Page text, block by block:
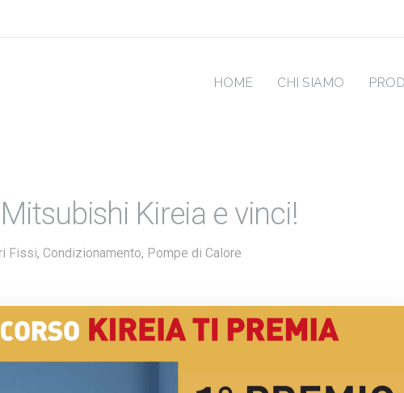
HOME
CHI SIAMO
Kireia e vinci!
Fissi, Condizionamento, Pompe di Calore